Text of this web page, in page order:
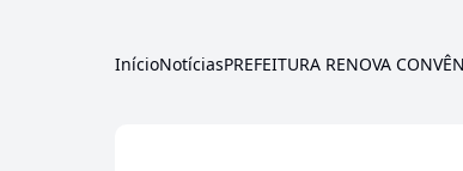
InícioNotíciasPREFEITURA RENOVA